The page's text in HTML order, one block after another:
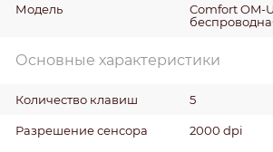
Модель
Comfort OM-
Основные характеристики
Количество клавиш 5
Разрешение сенсора 2000 dpi